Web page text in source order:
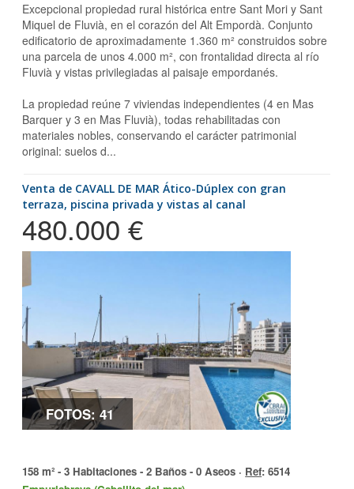
Excepcional propiedad rural histórica entre Sant Mori y Sant
Miquel de Fluvià, en el corazón del Alt Empordà. Conjunto
edificatorio de aproximadamente 1.360 m² construidos sobre
una parcela de unos 4.000 m², con frontalidad directa al río
Fluvià y vistas privilegiadas al paisaje empordanés.
La propiedad reúne 7 viviendas independientes (4 en Mas
Barquer y 3 en Mas Fluvià), todas rehabilitadas con
materiales nobles, conservando el carácter patrimonial
original: suelos d...
Venta de CAVALL DE MAR Ático-Dúplex con gran
terraza, piscina privada y vistas al canal
480.000 €
FOTOS: 41
158 m² - 3 Habitaciones - 2 Baños - 0 Aseos · Ref: 6514